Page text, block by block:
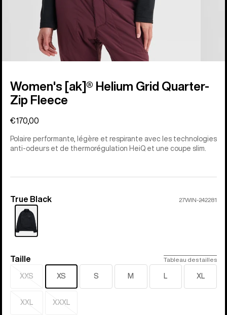
Women's [ak]® Helium Grid Quarter-
Zip Fleece
€170,00
Polaire performante, légère et respirante avec les technologies
anti-odeurs et de thermorégulation HeiQ et une coupe slim.
Couleur
True Black 27WIN-242281
Taille
Taille Tableau des tailles
XXS
Épuisé
XS S M L XL
XXL
Épuisé
XXXL
Épuisé